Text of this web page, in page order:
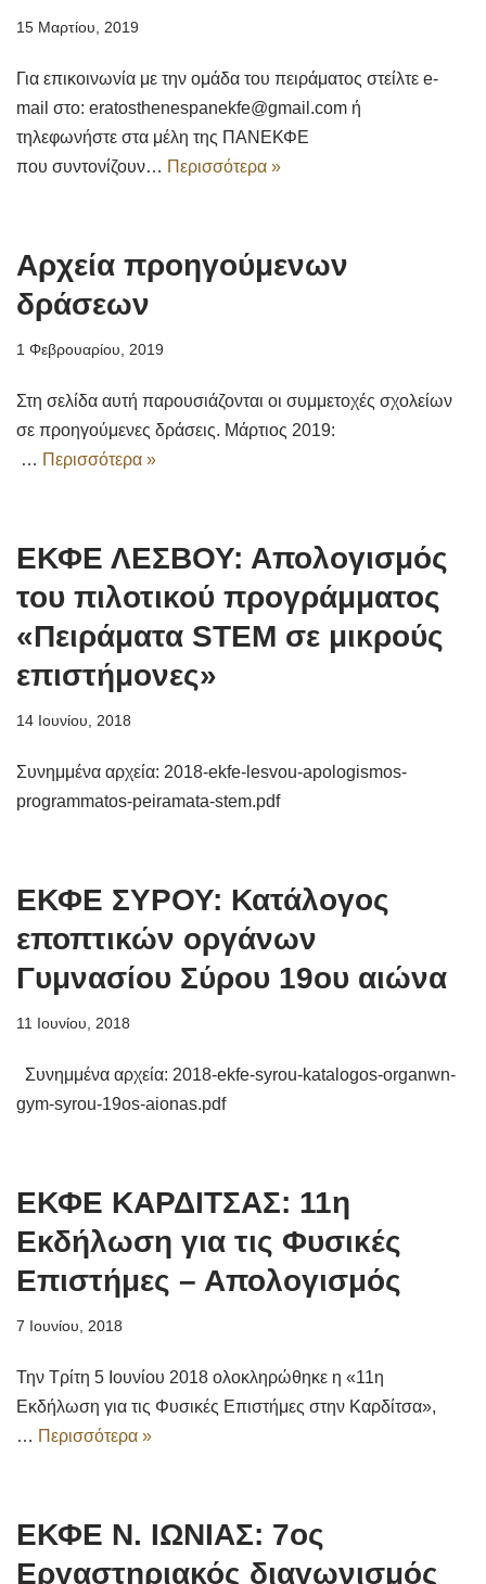
15 Μαρτίου, 2019
Για επικοινωνία με την ομάδα του πειράματος στείλτε e-
mail στο: eratosthenespanekfe@gmail.com ή
τηλεφωνήστε στα μέλη της ΠΑΝΕΚΦΕ
που συντονίζουν… Περισσότερα »
Αρχεία προηγούμενων
δράσεων
1 Φεβρουαρίου, 2019
Στη σελίδα αυτή παρουσιάζονται οι συμμετοχές σχολείων
σε προηγούμενες δράσεις. Μάρτιος 2019:
… Περισσότερα »
ΕΚΦΕ ΛΕΣΒΟΥ: Απολογισμός
του πιλοτικού προγράμματος
«Πειράματα STEM σε μικρούς
επιστήμονες»
14 Ιουνίου, 2018
Συνημμένα αρχεία: 2018-ekfe-lesvou-apologismos-
programmatos-peiramata-stem.pdf
ΕΚΦΕ ΣΥΡΟΥ: Κατάλογος
εποπτικών οργάνων
Γυμνασίου Σύρου 19ου αιώνα
11 Ιουνίου, 2018
Συνημμένα αρχεία: 2018-ekfe-syrou-katalogos-organwn-
gym-syrou-19os-aionas.pdf
ΕΚΦΕ ΚΑΡΔΙΤΣΑΣ: 11η
Εκδήλωση για τις Φυσικές
Επιστήμες – Απολογισμός
7 Ιουνίου, 2018
Την Τρίτη 5 Ιουνίου 2018 ολοκληρώθηκε η «11η
Εκδήλωση για τις Φυσικές Επιστήμες στην Καρδίτσα»,
… Περισσότερα »
ΕΚΦΕ Ν. ΙΩΝΙΑΣ: 7ος
Εργαστηριακός διαγωνισμός